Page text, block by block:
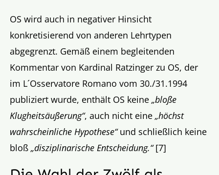
OS wird auch in negativer Hinsicht
konkretisierend von anderen Lehrtypen
abgegrenzt. Gemäß einem begleitenden
Kommentar von Kardinal Ratzinger zu OS, der
im L´Osservatore Romano vom 30./31.1994
publiziert wurde, enthält OS keine „bloße
Klugheitsäußerung“, auch nicht eine „höchst
wahrscheinliche Hypothese“und schließlich keine
bloß „disziplinarische Entscheidung.“[7]